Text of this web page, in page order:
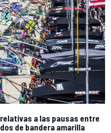
a las pausas entre
de bandera amarilla